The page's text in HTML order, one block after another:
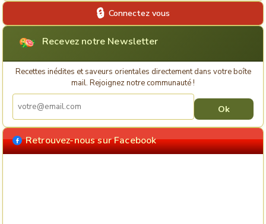
Connectez vous
Recevez notre Newsletter
Recettes inédites et saveurs orientales directement dans votre boîte
mail. Rejoignez notre communauté !
Retrouvez-nous sur Facebook